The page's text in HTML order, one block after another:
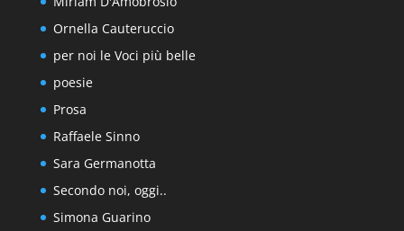
Ornella Cauteruccio
per noi le Voci più belle
poesie
Prosa
Raffaele Sinno
Sara Germanotta
Secondo noi, oggi..
Simona Guarino